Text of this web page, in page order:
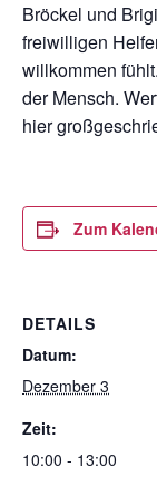
Bröckel und
freiwilligen
willkommen
der Mensch.
hier
Zum
DETAILS
Datum:
Dezember 3
Zeit:
10:00 - 13:00